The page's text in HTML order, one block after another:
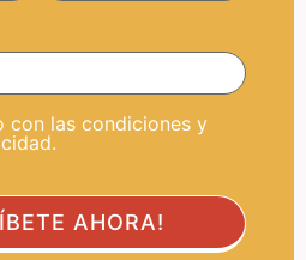
con las condiciones y